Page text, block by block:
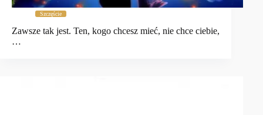
Szczęście
Zawsze tak jest. Ten, kogo chcesz mieć, nie chce ciebie,
…